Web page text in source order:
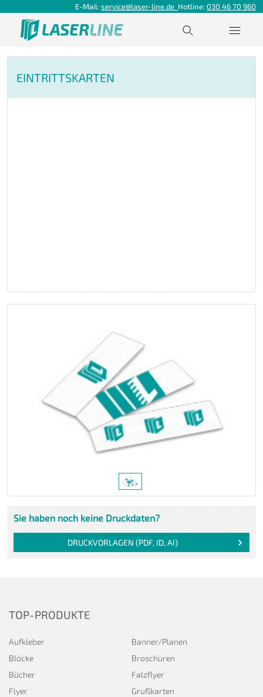
E-Mail: service@laser-line.de Hotline: 030 46 70 960
EINTRITTSKARTEN
Sie haben noch keine Druckdaten?
DRUCKVORLAGEN (PDF, ID, AI)
TOP-PRODUKTE
Aufkleber
Banner/Planen
Blöcke
Broschüren
Bücher
Falzflyer
Flyer
Grußkarten